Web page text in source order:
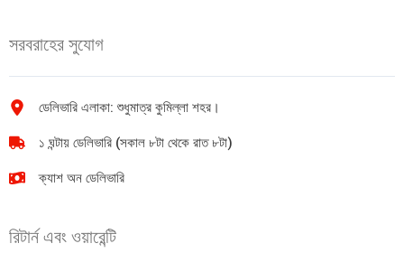
সরবরাহের সুযোগ
ডেলিভারি এলাকা: শুধুমাত্র কুমিল্লা শহর।
১ ঘন্টায় ডেলিভারি (সকাল ৮টা থেকে রাত ৮টা)
ক্যাশ অন ডেলিভারি
রিটার্ন এবং ওয়ারেন্টি